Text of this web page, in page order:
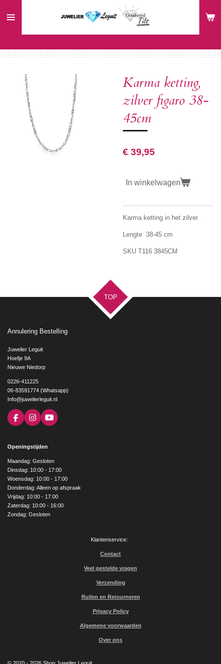
direct
hoofdinhoud
Karma ketting,
zilver figaro 38-
45cm
€ 39,95
In winkelwagen
Karma ketting in het zilver.
Lengte 38-45 cm
SKU T116 3845CM
TOP
Annulering Bestelling
Juwelier Leguit
Hoefje 9A
Nieuwe Niedorp
0226-411225
06-83591774 (Whatsapp)
Info@juwelierleguit.nl
F
a
b
o
k
I
n
a
g
r
a
m
Y
o
e
Openingstijden
Maandag: Gesloten
Dinsdag: 10:00 - 17:00
Woensdag: 10:00 - 17:00
Donderdag: Alleen op afspraak
Vrijdag: 10:00 - 17:00
Zaterdag: 10:00 - 16:00
Zondag: Gesloten
Klantenservice:
Contact
Veel gestelde vragen
Verzending
Ruilen en Retourneren
Privacy Policy
Algemene voorwaarden
Over ons